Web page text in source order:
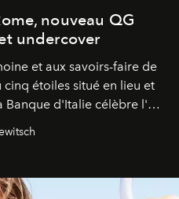
nouveau QG
undercover
et aux savoirs-faire de
cinq étoiles situé en lieu et
d'Italie célèbre l'art
élégance intemporelle.